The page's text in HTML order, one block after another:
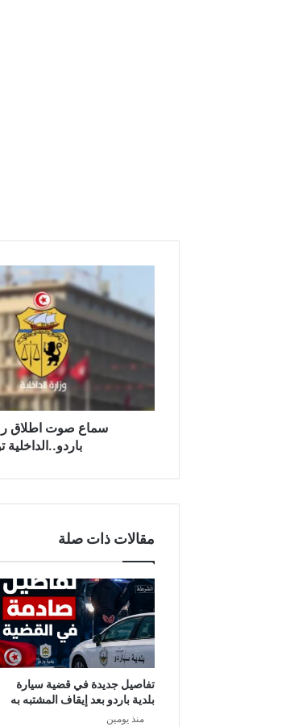
اطلاق
رصاص
في
باردو..الداخلية
سماع صوت اطلاق
مقالات ذات صلة
تفاصيل جديدة في قضية سيارة
بلدية باردو بعد إيقاف المشتبه به
منذ يومين